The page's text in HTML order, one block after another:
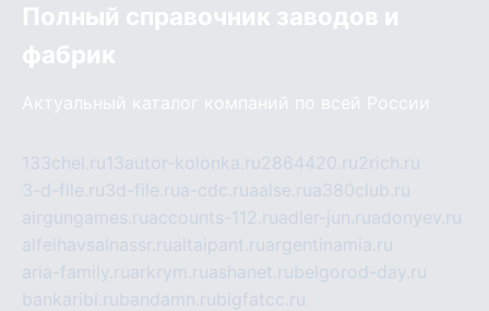
Полный справочник заводов и
фабрик
Актуальный каталог компаний по всей России
133chel.ru13autor-kolonka.ru2864420.ru2rich.ru
3-d-file.ru3d-file.rua-cdc.ruaalse.rua380club.ru
airgungames.ruaccounts-112.ruadler-jun.ruadonyev.ru
alfeihavsalnassr.rualtaipant.ruargentinamia.ru
aria-family.ruarkrym.ruashanet.rubelgorod-day.ru
bankaribi.rubandamn.rubigfatcc.ru